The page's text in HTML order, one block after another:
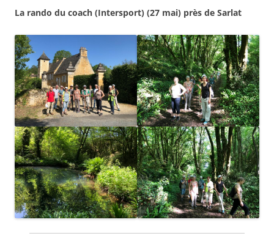
La rando du coach (Intersport) (27 mai) près de Sarlat